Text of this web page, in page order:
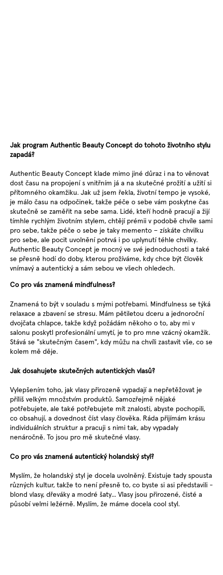
Jak program Authentic Beauty Concept do tohoto životního stylu
zapadá?
Authentic Beauty Concept klade mimo jiné důraz i na to věnovat
dost času na propojení s vnitřním já a na skutečné prožití a užití si
přítomného okamžiku. Jak už jsem řekla, životní tempo je vysoké,
je málo času na odpočinek, takže péče o sebe vám poskytne čas
skutečně se zaměřit na sebe sama. Lidé, kteří hodně pracují a žijí
tímhle rychlým životním stylem, chtějí prémii v podobě chvíle sami
pro sebe, takže péče o sebe je taky memento – získáte chvilku
pro sebe, ale pocit uvolnění potrvá i po uplynutí téhle chvilky.
Authentic Beauty Concept je mocný ve své jednoduchosti a také
se přesně hodí do doby, kterou prožíváme, kdy chce být člověk
vnímavý a autentický a sám sebou ve všech ohledech.
Co pro vás znamená mindfulness?
Znamená to být v souladu s mými potřebami. Mindfulness se týká
relaxace a zbavení se stresu. Mám pětiletou dceru a jednoroční
dvojčata chlapce, takže když požádám někoho o to, aby mi v
salonu poskytl profesionální umytí, je to pro mne vzácný okamžik.
Stává se "skutečným časem", kdy můžu na chvíli zastavit vše, co se
kolem mě děje.
Jak dosahujete skutečných autentických vlasů?
Vylepšením toho, jak vlasy přirozeně vypadají a nepřetěžovat je
příliš velkým množstvím produktů. Samozřejmě nějaké
potřebujete, ale také potřebujete mít znalosti, abyste pochopili,
co obsahují, a dovednost číst vlasy člověka. Ráda přijímám krásu
individuálních struktur a pracuji s nimi tak, aby vypadaly
nenáročně. To jsou pro mě skutečné vlasy.
Co pro vás znamená autentický holandský styl?
Myslím, že holandský styl je docela uvolněný. Existuje tady spousta
různých kultur, takže to není přesně to, co byste si asi představili -
blond vlasy, dřeváky a modré šaty... Vlasy jsou přirozené, čisté a
působí velmi ležérně. Myslím, že máme docela cool styl.